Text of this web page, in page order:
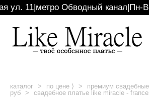
11 |метро Обводный канал|Пн-
каталог > по цене ⟩ >
премиум
руб > свадебное платье like miracle -